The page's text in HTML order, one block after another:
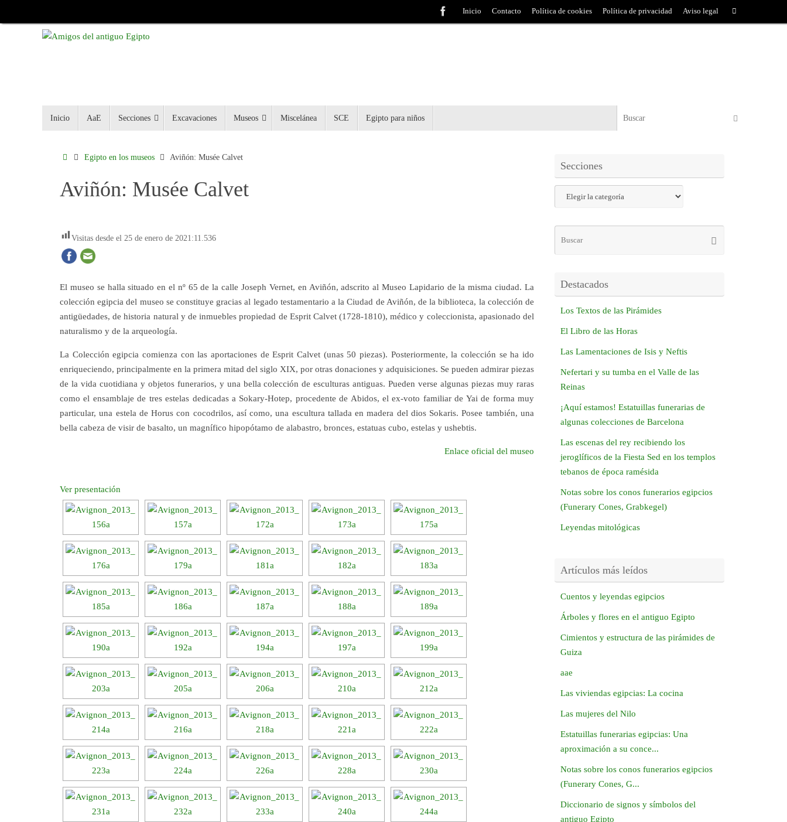
Inicio Contacto Política de cookies Política de privacidad Aviso legal
Inicio AaE Secciones Excavaciones Museos Miscelánea SCE Egipto para niños
Egipto en los museos Aviñón: Musée Calvet
Aviñón: Musée Calvet
Visitas desde el 25 de enero de 2021:11.536
El museo se halla situado en el nº 65 de la calle Joseph Vernet, en Aviñón, adscrito al Museo Lapidario de la misma ciudad. La
colección egipcia del museo se constituye gracias al legado testamentario a la Ciudad de Aviñón, de la biblioteca, la colección de
antigüedades, de historia natural y de inmuebles propiedad de Esprit Calvet (1728-1810), médico y coleccionista, apasionado del
naturalismo y de la arqueología.
La Colección egipcia comienza con las aportaciones de Esprit Calvet (unas 50 piezas). Posteriormente, la colección se ha ido
enriqueciendo, principalmente en la primera mitad del siglo XIX, por otras donaciones y adquisiciones. Se pueden admirar piezas
de la vida cuotidiana y objetos funerarios, y una bella colección de esculturas antiguas. Pueden verse algunas piezas muy raras
como el ensamblaje de tres estelas dedicadas a Sokary-Hotep, procedente de Abidos, el ex-voto familiar de Yai de forma muy
particular, una estela de Horus con cocodrilos, así como, una escultura tallada en madera del dios Sokaris. Posee también, una
bella cabeza de visir de basalto, un magnífico hipopótamo de alabastro, bronces, estatuas cubo, estelas y ushebtis.
Enlace oficial del museo
Ver presentación
Secciones
Destacados
Los Textos de las Pirámides
El Libro de las Horas
Las Lamentaciones de Isis y Neftis
Nefertari y su tumba en el Valle de las
Reinas
¡Aquí estamos! Estatuillas funerarias de
algunas colecciones de Barcelona
Las escenas del rey recibiendo los
jeroglíficos de la Fiesta Sed en los templos
tebanos de época ramésida
Notas sobre los conos funerarios egipcios
(Funerary Cones, Grabkegel)
Leyendas mitológicas
Artículos más leídos
Cuentos y leyendas egipcios
Árboles y flores en el antiguo Egipto
Cimientos y estructura de las pirámides de
Guiza
aae
Las viviendas egipcias: La cocina
Las mujeres del Nilo
Estatuillas funerarias egipcias: Una
aproximación a su conce...
Notas sobre los conos funerarios egipcios
(Funerary Cones, G...
Diccionario de signos y símbolos del
antiguo Egipto